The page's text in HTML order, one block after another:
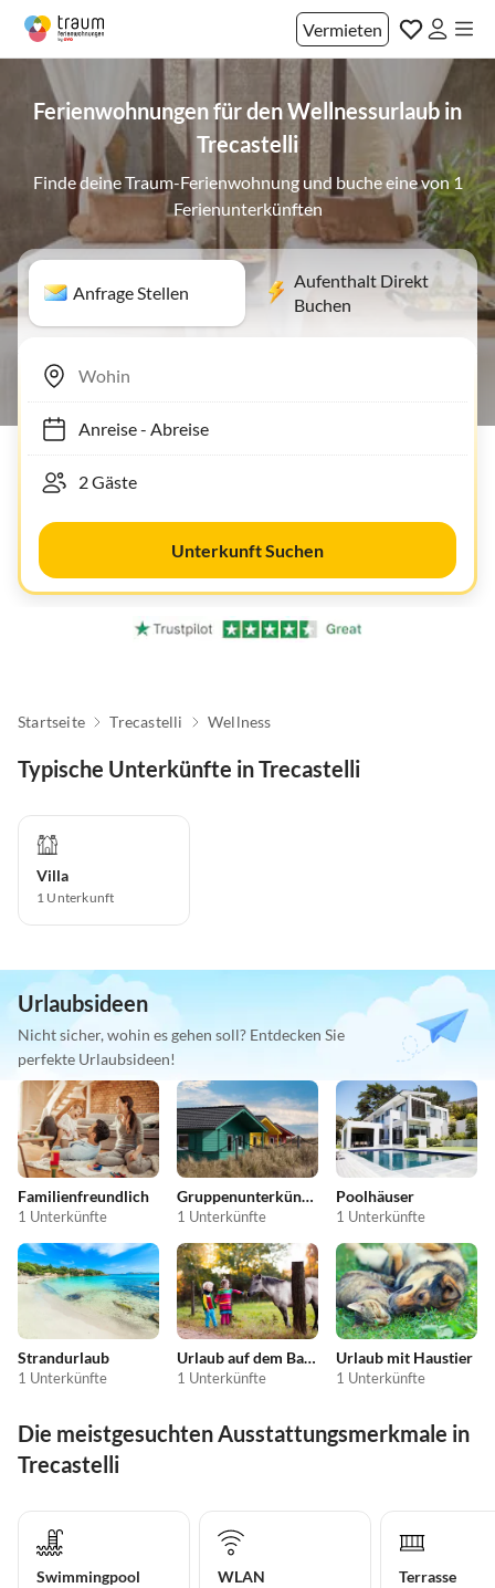
Vermieten
Ferienwohnungen für den Wellnessurlaub in
Trecastelli
Finde deine Traum-Ferienwohnung und buche eine von 1
Ferienunterkünften
Anfrage Stellen
Aufenthalt Direkt
Buchen
Anreise- Abreise
Unterkunft Suchen
Startseite Trecastelli Wellness
Typische Unterkünfte in Trecastelli
Villa
1 Unterkunft
Urlaubsideen
Nicht sicher, wohin es gehen soll? Entdecken Sie
perfekte Urlaubsideen!
Familienfreundlich
1 Unterkünfte
Gruppenunterkünfte
1 Unterkünfte
Poolhäuser
1 Unterkünfte
Strandurlaub
1 Unterkünfte
Urlaub auf dem Bauernhof
1 Unterkünfte
Urlaub mit Haustier
1 Unterkünfte
Die meistgesuchten Ausstattungsmerkmale in
Trecastelli
Swimmingpool WLAN Terrasse